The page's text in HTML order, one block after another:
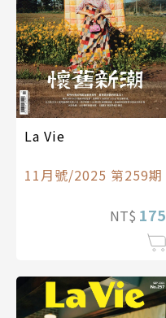
La Vie
11月號/2025 第259期
NT$ 175